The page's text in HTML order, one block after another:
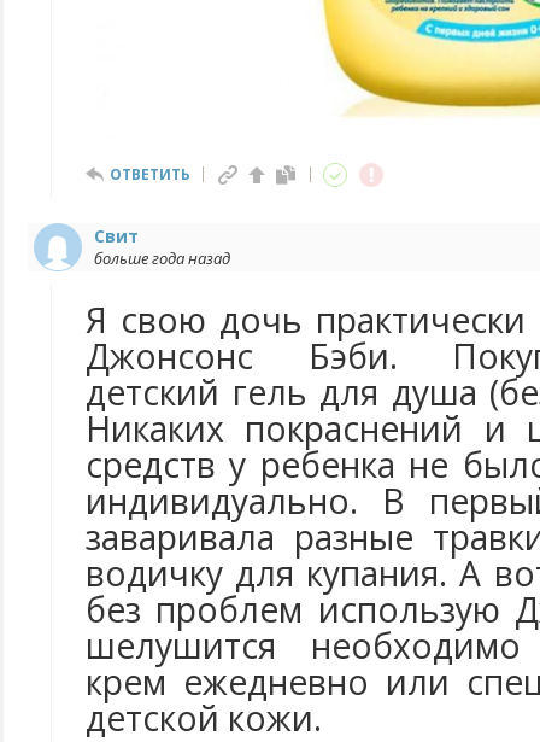
ОТВЕТИТЬ
Cвит
больше года назад
Я свою дочь
Джонсонс Бэби.
детский гель для душа
Никаких покраснений
средств у ребенка не
индивидуально. В
заваривала разные
водичку для купания. А
без проблем использую
шелушится
крем ежедневно или
детской кожи.